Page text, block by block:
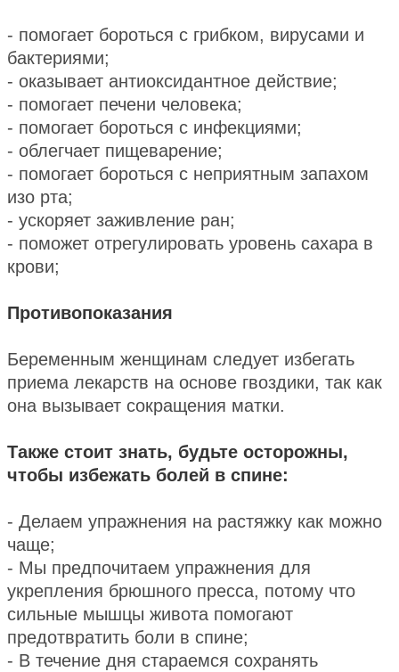
- помогает бороться с грибком, вирусами и
бактериями;
- оказывает антиоксидантное действие;
- помогает печени человека;
- помогает бороться с инфекциями;
- облегчает пищеварение;
- помогает бороться с неприятным запахом
изо рта;
- ускоряет заживление ран;
- поможет отрегулировать уровень сахара в
крови;
Противопоказания
Беременным женщинам следует избегать
приема лекарств на основе гвоздики, так как
она вызывает сокращения матки.
Также стоит знать, будьте осторожны,
чтобы избежать болей в спине:
- Делаем упражнения на растяжку как можно
чаще;
- Мы предпочитаем упражнения для
укрепления брюшного пресса, потому что
сильные мышцы живота помогают
предотвратить боли в спине;
- В течение дня стараемся сохранять